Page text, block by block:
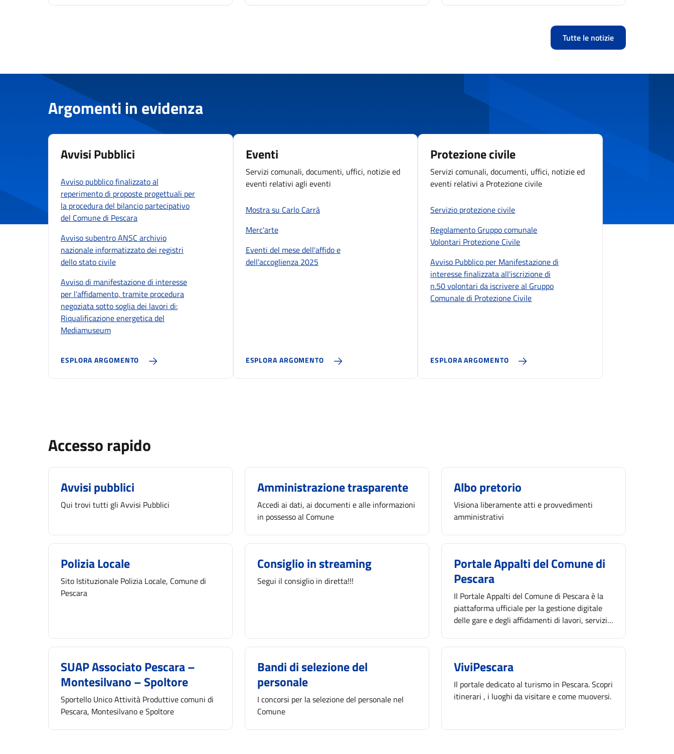
comune di Pescara -
Tutte le notizie
Argomenti in evidenza
Avvisi Pubblici
Avviso pubblico finalizzato al
reperimento di proposte progettuali per
la procedura del bilancio partecipativo
del Comune di Pescara
Avviso subentro ANSC archivio
nazionale informatizzato dei registri
dello stato civile
Avviso di manifestazione di interesse
per l’affidamento, tramite procedura
negoziata sotto soglia dei lavori di:
Riqualificazione energetica del
Mediamuseum
ESPLORA ARGOMENTO
Eventi
Servizi comunali, documenti, uffici, notizie ed
eventi relativi agli eventi
Mostra su Carlo Carrà
Merc'arte
Eventi del mese dell'affido e
dell'accoglienza 2025
ESPLORA ARGOMENTO
Protezione civile
Servizi comunali, documenti, uffici, notizie ed
eventi relativi a Protezione civile
Servizio protezione civile
Regolamento Gruppo comunale
Volontari Protezione Civile
Avviso Pubblico per Manifestazione di
interesse finalizzata all'iscrizione di
n.50 volontari da iscrivere al Gruppo
Comunale di Protezione Civile
ESPLORA ARGOMENTO
Accesso rapido
Avvisi pubblici
Qui trovi tutti gli Avvisi Pubblici
Amministrazione trasparente
Accedi ai dati, ai documenti e alle informazioni
in possesso al Comune
Albo pretorio
Visiona liberamente atti e provvedimenti
amministrativi
Polizia Locale
Sito Istituzionale Polizia Locale, Comune di
Pescara
Consiglio in streaming
Segui il consiglio in diretta!!!
Portale Appalti del Comune di
Pescara
Il Portale Appalti del Comune di Pescara è la
piattaforma ufficiale per la gestione digitale
delle gare e degli affidamenti di lavori, servizi e
SUAP Associato Pescara –
Montesilvano – Spoltore
Sportello Unico Attività Produttive comuni di
Pescara, Montesilvano e Spoltore
Bandi di selezione del
personale
I concorsi per la selezione del personale nel
Comune
ViviPescara
Il portale dedicato al turismo in Pescara. Scopri
itinerari , i luoghi da visitare e come muoversi.